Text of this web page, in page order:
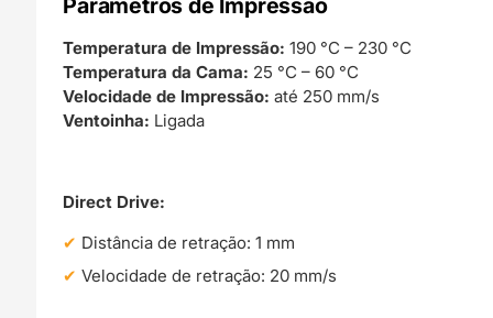
Temperatura de Impressão: 190 °C – 230 °C
Temperatura da Cama: 25 °C – 60 °C
Velocidade de Impressão: até 250 mm/s
Ventoinha: Ligada
Direct Drive:
Distância de retração: 1 mm
Velocidade de retração: 20 mm/s